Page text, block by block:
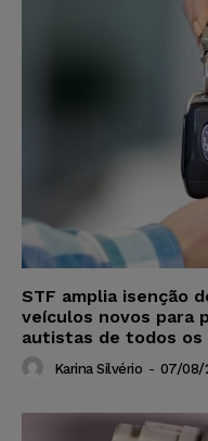
STF amplia isenção
veículos novos para
autistas de todos os
Karina Silvério - 07/08/